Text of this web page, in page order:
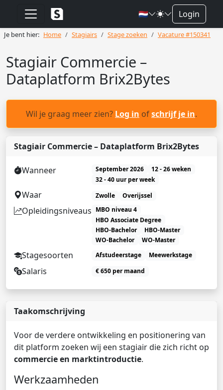
🇳🇱 Login
Je bent hier: Home Stagiairs Stage zoeken Vacature #150341
Stagiair Commercie –
Dataplatform Brix2Bytes
Wil je graag meer zien? Log in ofschrijf je in.
Stagiair Commercie – Dataplatform Brix2Bytes
Wanneer September 2026
12 - 26 weken
32 - 40 uur per week
Waar Zwolle Overijssel
Opleidingsniveaus MBO niveau 4
HBO Associate Degree
HBO-Bachelor
HBO-Master
WO-Bachelor
WO-Master
Stagesoorten Afstudeerstage Meewerkstage
Salaris € 650 per maand
Taakomschrijving
Voor de verdere ontwikkeling en positionering van
dit platform zoeken wij een stagiair die zich richt op
commercie en marktintroductie.
Werkzaamheden